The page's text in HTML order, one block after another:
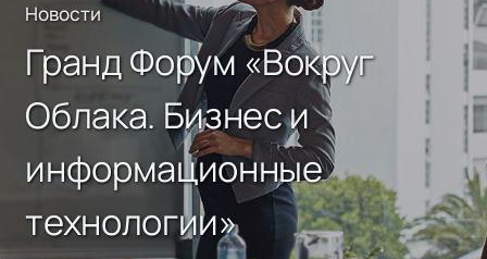
Новости
Гранд Форум «Вокруг
Облака. Бизнес и
информационные
технологии»